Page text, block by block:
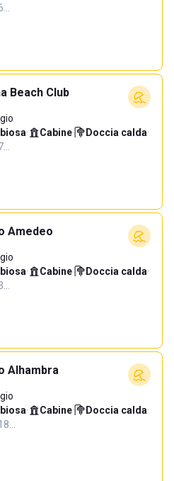
Beach Club
· Cabine· Doccia calda·
Amedeo
· Cabine· Doccia calda·
Alhambra
· Cabine· Doccia calda·